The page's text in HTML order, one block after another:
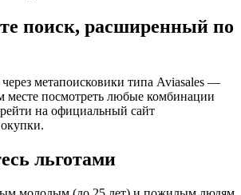
поиск, расширенный по
метапоисковики типа Aviasales —
месте посмотреть любые комбинации
на официальный сайт
льготами